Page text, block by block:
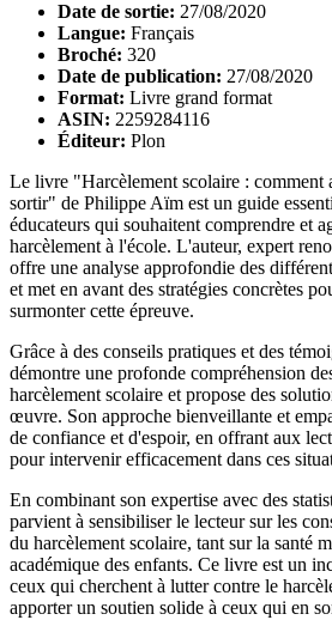
Date de sortie: 27/08/2020
Langue: Français
Broché: 320
Date de publication: 27/08/2020
Format: Livre grand format
ASIN: 2259284116
Éditeur: Plon
Le livre "Harcèlement scolaire : comment
sortir" de Philippe Aïm est un guide
éducateurs qui souhaitent comprendre et
harcèlement à l'école. L'auteur, expert
offre une analyse approfondie des
et met en avant des stratégies concrètes
surmonter cette épreuve.
Grâce à des conseils pratiques et des
démontre une profonde compréhension
harcèlement scolaire et propose des
œuvre. Son approche bienveillante et
de confiance et d'espoir, en offrant aux
pour intervenir efficacement dans ces
En combinant son expertise avec des
parvient à sensibiliser le lecteur sur les
du harcèlement scolaire, tant sur la santé
académique des enfants. Ce livre est un
ceux qui cherchent à lutter contre le
apporter un soutien solide à ceux qui en